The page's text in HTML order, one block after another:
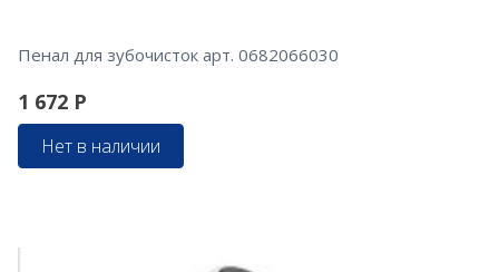
Пенал для зубочисток арт. 0682066030
1 672 Р
Нет в наличии